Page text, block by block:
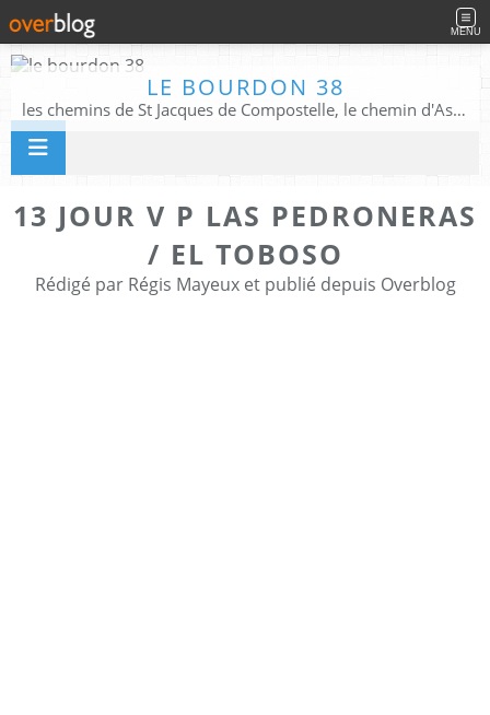
MENU
LE BOURDON 38
les chemins de St Jacques de Compostelle, le chemin d'Assise, La Voie Francigena, et autres chemins ........
13 JOUR V P LAS PEDRONERAS
/ EL TOBOSO
Rédigé par Régis Mayeux et publié depuis Overblog